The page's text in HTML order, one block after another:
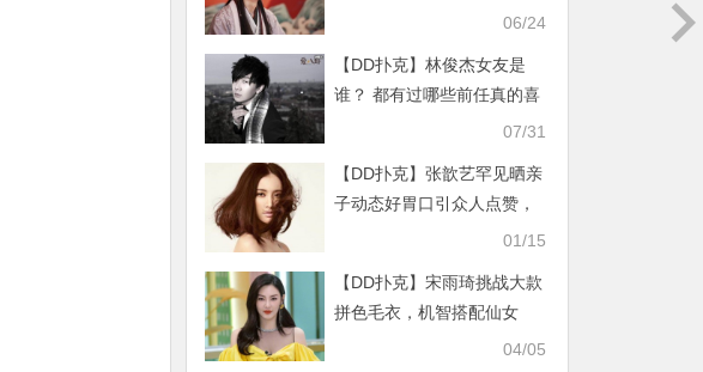
06/24
【DD扑克】林俊杰女友是
谁？ 都有过哪些前任真的喜
07/31
【DD扑克】张歆艺罕见晒亲
子动态好胃口引众人点赞，
01/15
【DD扑克】宋雨琦挑战大款
拼色毛衣，机智搭配仙女
04/05